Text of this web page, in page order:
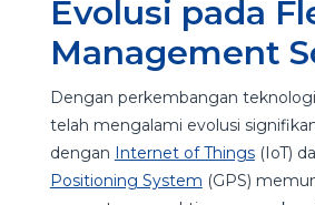
Evolusi pada
Management
Dengan perkembangan
telah mengalami evolusi
dengan Internet of Things(IoT)
Positioning System (GPS)